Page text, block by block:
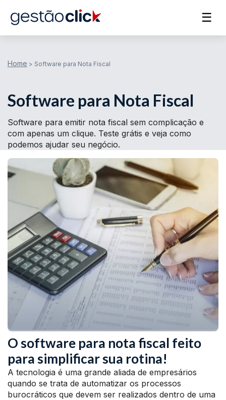
☰
Home > Software para Nota Fiscal
Software para Nota Fiscal
Software para emitir nota fiscal sem complicação e
com apenas um clique. Teste grátis e veja como
podemos ajudar seu negócio.
O software para nota fiscal feito
para simplificar sua rotina!
A tecnologia é uma grande aliada de empresários
quando se trata de automatizar os processos
burocráticos que devem ser realizados dentro de uma